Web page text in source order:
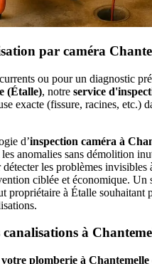
par caméra
ou pour un diagnostic
(Étalle), notre service
exacte (fissure, racines, etc.)
d’inspection caméra à
anomalies sans démolition
détecter les problèmes
ciblée et économique. Un
propriétaire à Étalle souhaitant
à
plomberie à Chantemelle